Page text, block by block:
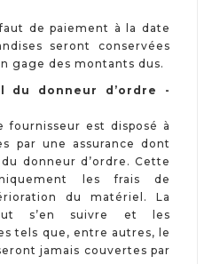
de paiement à la date
seront conservées
gage des montants dus.
du donneur d’ordre -
fournisseur est disposé à
par une assurance dont
donneur d’ordre. Cette
les frais de
du matériel. La
s’en suivre et les
tels que, entre autres, le
jamais couvertes par